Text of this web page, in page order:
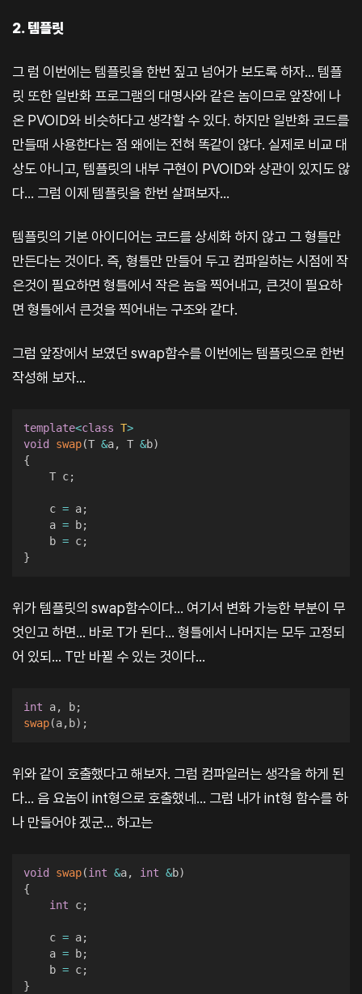
2. 템플릿
그 럼 이번에는 템플릿을 한번 짚고 넘어가 보도록 하자... 템플
릿 또한 일반화 프로그램의 대명사와 같은 놈이므로 앞장에 나
온 PVOID와 비슷하다고 생각할 수 있다. 하지만 일반화 코드를
만들때 사용한다는 점 왜에는 전혀 똑같이 않다. 실제로 비교 대
상도 아니고, 템플릿의 내부 구현이 PVOID와 상관이 있지도 않
다... 그럼 이제 템플릿을 한번 살펴보자...
템플릿의 기본 아이디어는 코드를 상세화 하지 않고 그 형틀만
만든다는 것이다. 즉, 형틀만 만들어 두고 컴파일하는 시점에 작
은것이 필요하면 형틀에서 작은 놈을 찍어내고, 큰것이 필요하
면 형틀에서 큰것을 찍어내는 구조와 같다.
그럼 앞장에서 보였던 swap함수를 이번에는 템플릿으로 한번
작성해 보자...
template<class T>
void
swap(T &a, T &b)
{
    T c
;
    c
= a;
    a
= b;
    b
= c;
}
위가 템플릿의 swap함수이다... 여기서 변화 가능한 부분이 무
엇인고 하면... 바로 T가 된다... 형틀에서 나머지는 모두 고정되
어 있되... T만 바뀔 수 있는 것이다...
int a, b;
swap(a, b) ;
위와 같이 호출했다고 해보자. 그럼 컴파일러는 생각을 하게 된
다... 음 요놈이 int형으로 호출했네... 그럼 내가 int형 함수를 하
나 만들어야 겠군... 하고는
void swap(int &a, int &b)
{
int c;
    c
= a;
    a
= b;
    b
= c;
}